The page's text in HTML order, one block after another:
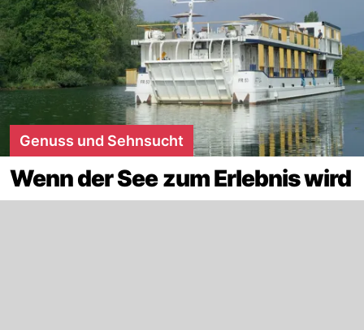
Genuss und Sehnsucht
Wenn der See zum Erlebnis wird